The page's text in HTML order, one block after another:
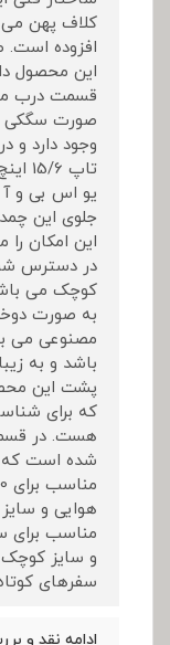
کلاف پهن
افزوده است.
این محصول
قسمت درب
صورت سگکی
وجود دارد
تاپ
یو اس بی و
جلوی این
این امکان را
در دسترس
کوچک می
به صورت
مصنوعی می
باشد و به
پشت این
که برای
هست. در
شده است که
مناسب برای
و سایز کوچک
سفرهای
ادامه نقد و